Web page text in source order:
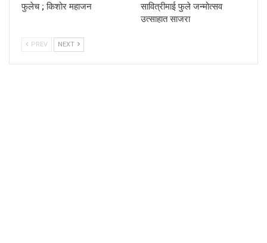
फुलेच ; किशोर महाजन
सावित्रीमाई फुले जन्मोत्सव
उत्साहात साजरा
PREV NEXT